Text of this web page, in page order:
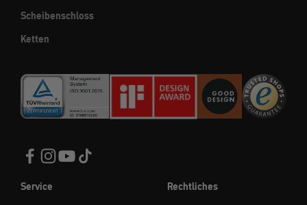
Scheibenschloss
Ketten
Service
Rechtliches